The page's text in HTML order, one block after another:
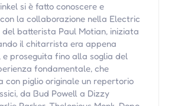
si è fatto conoscere e
la collaborazione nella Electric
del batterista Paul Motian, iniziata
il chitarrista era appena
e proseguita fino alla soglia del
fondamentale, che
con piglio originale un repertorio
da Bud Powell a Dizzy